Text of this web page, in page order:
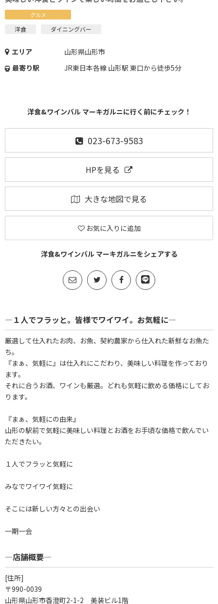
グルメ
洋食 ダイニングバー
エリア
山形県山形市
最寄り駅
JR東日本各線 山形駅 東口から徒歩5分
洋食&ワインバル マーキガルニに行く前にチェック！
023-673-9583
HPを見る
大きな地図で見る
お気に入りに追加
洋食&ワインバル マーキガルニをシェアする
―１人でフラッと。皆様でワイワイ。お気軽に―
厳選して仕入れたお肉、お魚、契約農家から仕入れた新鮮なお魚た
ち。
『まぁ、気軽に』は仕入れにこだわり、美味しい料理を作っており
ます。
それに合うお酒、ワインも厳選。どれも気軽に飲める価格にしてお
ります。
『まぁ、気軽にの由来』
山形の駅前で気軽に美味しい料理とお酒をお手頃な価格で飲んでい
ただきたい。
１人でフラッと気軽に
みなでワイワイ気軽に
そこには新しい方々との出会い
一期一会
―店舗概要―
[住所]
〒990-0039
山形県山形市香澄町2-1-2 美装ビル1階